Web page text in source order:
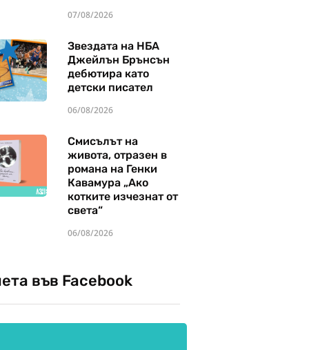
07/08/2026
Звездата на НБА
Джейлън Брънсън
дебютира като
детски писател
06/08/2026
Смисълът на
живота, отразен в
романа на Генки
Кавамура „Ако
котките изчезнат от
света“
06/08/2026
във Facebook